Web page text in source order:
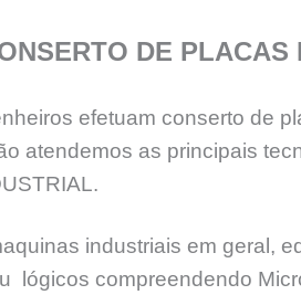
DE PLACAS
efetuam conserto de
atendemos as principais
industriais em geral,
lógicos compreendendo